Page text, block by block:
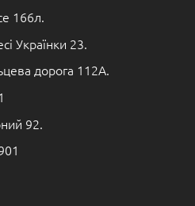
166л.
Українки 23.
дорога 112А.
92.